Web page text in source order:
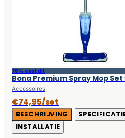
76% kiest dit
Bona Premium Spray Mop
Accessoires
€74,95/set
BESCHRIJVING
INSTALLATIE